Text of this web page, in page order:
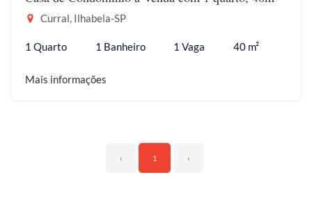
Curral, Ilhabela-SP
1 Quarto 1 Banheiro 1 Vaga 40 m²
Mais informações
‹ 1 ›